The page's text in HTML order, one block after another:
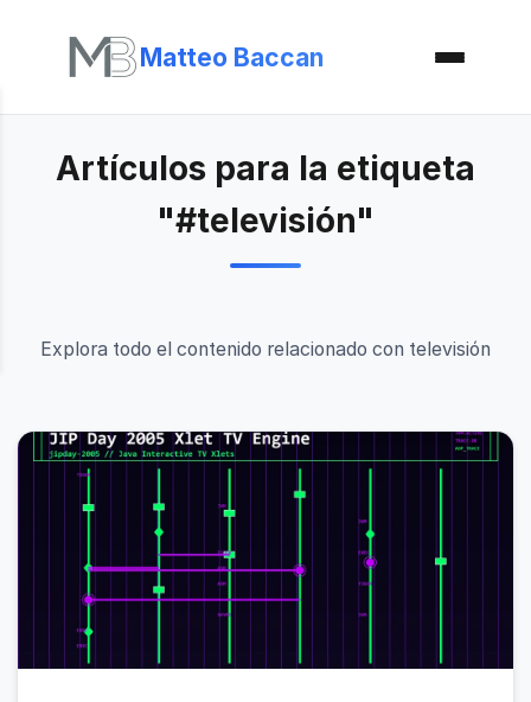
Matteo Baccan
Artículos para la etiqueta
"#televisión"
Explora todo el contenido relacionado con televisión